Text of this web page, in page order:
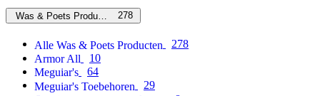
Was & Poets Producten 278
Alle Was & Poets Producten
278
Armor All
10
Meguiar's
64
Meguiar's Toebehoren
29